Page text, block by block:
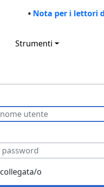
• Nota per i lettori
Strumenti
o